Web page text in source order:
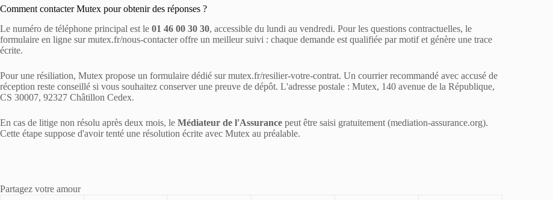
Comment contacter Mutex pour obtenir des réponses ?
Le numéro de téléphone principal est le 01 46 00 30 30, accessible du lundi au vendredi. Pour les questions contractuelles, le
formulaire en ligne sur mutex.fr/nous-contacter offre un meilleur suivi : chaque demande est qualifiée par motif et génère une trace
écrite.
Pour une résiliation, Mutex propose un formulaire dédié sur mutex.fr/resilier-votre-contrat. Un courrier recommandé avec accusé de
réception reste conseillé si vous souhaitez conserver une preuve de dépôt. L'adresse postale : Mutex, 140 avenue de la République,
CS 30007, 92327 Châtillon Cedex.
En cas de litige non résolu après deux mois, le Médiateur de l'Assurance peut être saisi gratuitement (mediation-assurance.org).
Cette étape suppose d'avoir tenté une résolution écrite avec Mutex au préalable.
Partagez votre amour